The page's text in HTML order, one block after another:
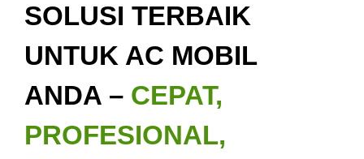
SOLUSI TERBAIK
UNTUK AC MOBIL
ANDA – CEPAT,
PROFESIONAL,